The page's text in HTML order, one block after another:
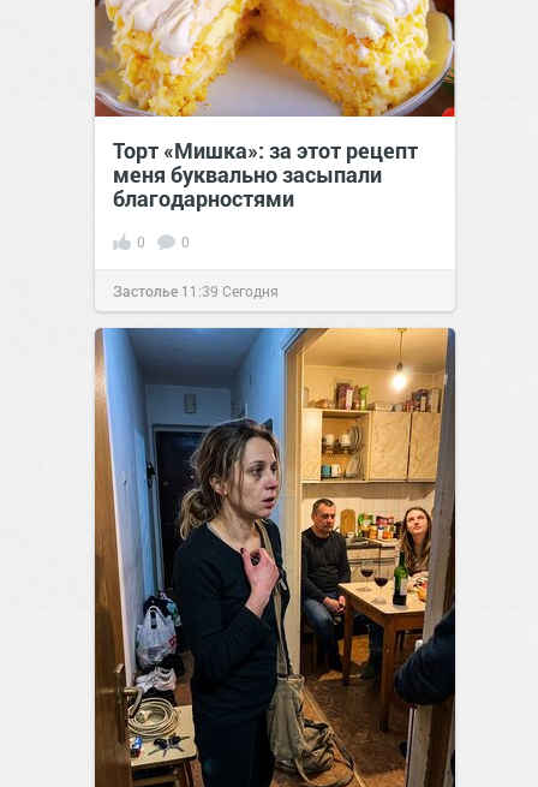
Торт «Мишка»: за этот рецепт
меня буквально засыпали
благодарностями
0 0
Застолье 11:39 Сегодня